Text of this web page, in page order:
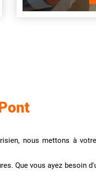
nous mettons à
Que vous ayez besoin